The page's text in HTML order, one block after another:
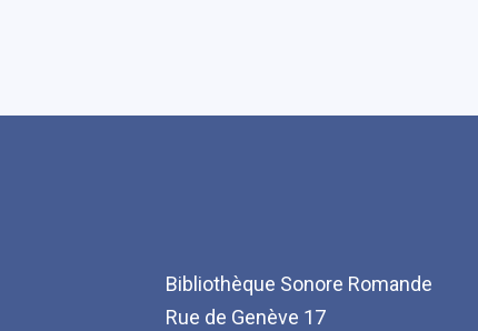
Bibliothèque Sonore Romande
Rue de Genève 17